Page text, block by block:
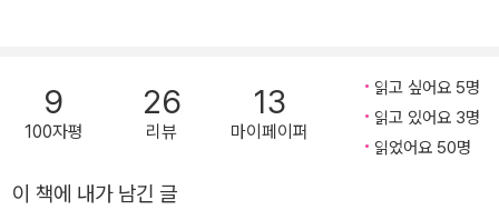
9
100자평
26
리뷰
13
마이페이퍼
읽고 싶어요 5명
읽고 있어요 3명
읽었어요 50명
이 책에 내가 남긴 글